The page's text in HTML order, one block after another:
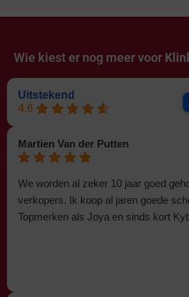
Wie kiest er nog meer voor
Uitstekend
4.6
Martien Van der Putten
We worden al zeker 10 jaar goed
verkopers. Ik koop al jaren goede
Topmerken als Joya en sinds kort